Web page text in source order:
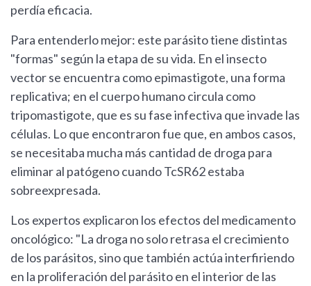
perdía eficacia.
Para entenderlo mejor: este parásito tiene distintas
"formas" según la etapa de su vida. En el insecto
vector se encuentra como epimastigote, una forma
replicativa; en el cuerpo humano circula como
tripomastigote, que es su fase infectiva que invade las
células. Lo que encontraron fue que, en ambos casos,
se necesitaba mucha más cantidad de droga para
eliminar al patógeno cuando TcSR62 estaba
sobreexpresada.
Los expertos explicaron los efectos del medicamento
oncológico: "La droga no solo retrasa el crecimiento
de los parásitos, sino que también actúa interfiriendo
en la proliferación del parásito en el interior de las